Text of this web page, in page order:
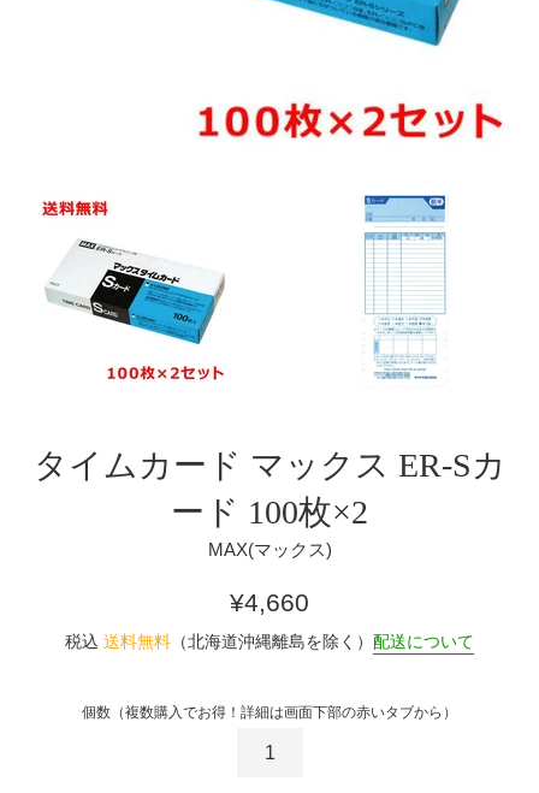
タイムカード マックス ER-Sカ
ード 100枚×2
MAX(マックス)
通
価
¥4,660
税込 送料無料 （北海道沖縄離島を除く） 配送について
個数（複数購入でお得！詳細は画面下部の赤いタブから）